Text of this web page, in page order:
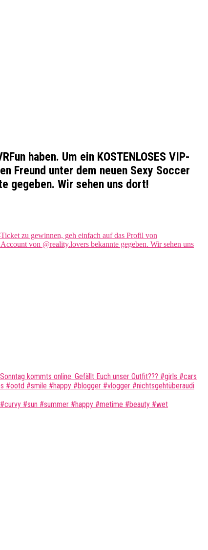
haben. Um ein KOSTENLOSES VIP-
Freund unter dem neuen Sexy Soccer
gegeben. Wir sehen uns dort!
kommts online. Gefällt Euch unser Outfit??? #girls #cars
#ootd #smile #happy #blogger #vlogger #nichtsgehtüberaudi
#sun #summer #happy #metime #beauty #wet